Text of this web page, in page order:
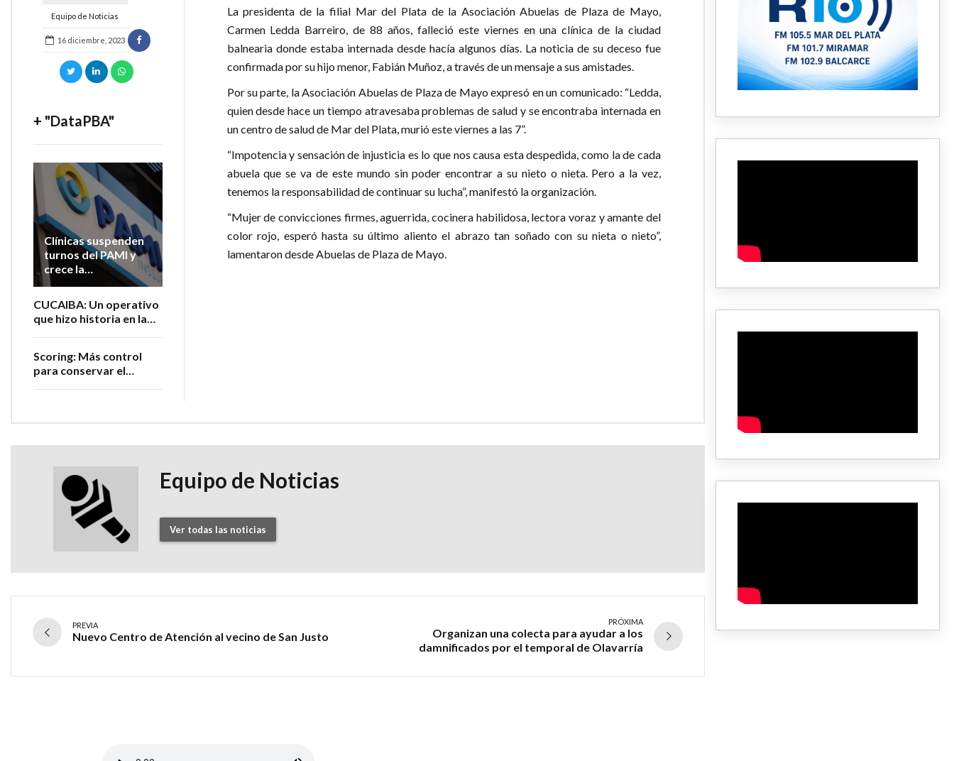
Equipo de Noticias
16 diciembre, 2023
+ "DataPBA"
Clínicas suspenden
turnos del PAMI y
crece la
preocupación por la
jubilados
CUCAIBA: Un operativo
que hizo historia en la
Scoring: Más control
para conservar el
La presidenta de la filial Mar del Plata de la Asociación Abuelas de Plaza de Mayo,
Carmen Ledda Barreiro, de 88 años, falleció este viernes en una clínica de la ciudad
balnearia donde estaba internada desde hacía algunos días. La noticia de su deceso fue
confirmada por su hijo menor, Fabián Muñoz, a través de un mensaje a sus amistades.
Por su parte, la Asociación Abuelas de Plaza de Mayo expresó en un comunicado: “Ledda,
quien desde hace un tiempo atravesaba problemas de salud y se encontraba internada en
un centro de salud de Mar del Plata, murió este viernes a las 7”.
“Impotencia y sensación de injusticia es lo que nos causa esta despedida, como la de cada
abuela que se va de este mundo sin poder encontrar a su nieto o nieta. Pero a la vez,
tenemos la responsabilidad de continuar su lucha”, manifestó la organización.
“Mujer de convicciones firmes, aguerrida, cocinera habilidosa, lectora voraz y amante del
color rojo, esperó hasta su último aliento el abrazo tan soñado con su nieta o nieto”,
lamentaron desde Abuelas de Plaza de Mayo.
Equipo de Noticias
Ver todas las noticias
PREVIA
Nuevo Centro de Atención al vecino de San Justo
PRÓXIMA
Organizan una colecta para ayudar a los
damnificados por el temporal de Olavarría